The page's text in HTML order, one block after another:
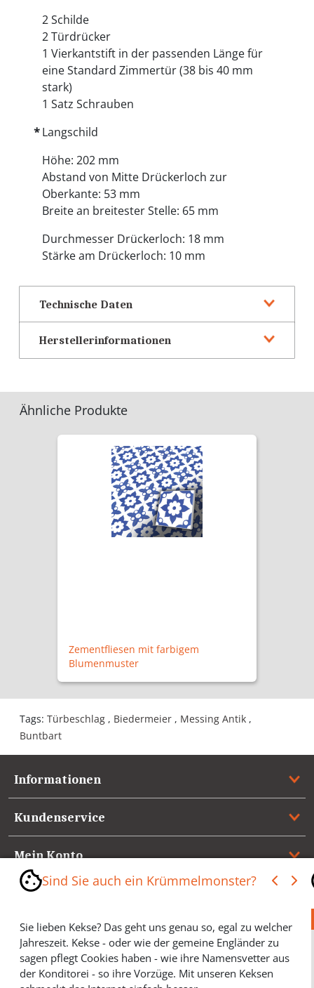
2 Schilde
2 Türdrücker
1 Vierkantstift in der passenden Länge für
eine Standard Zimmertür (38 bis 40 mm
stark)
1 Satz Schrauben
Langschild
Höhe: 202 mm
Abstand von Mitte Drückerloch zur
Oberkante: 53 mm
Breite an breitester Stelle: 65 mm
Durchmesser Drückerloch: 18 mm
Stärke am Drückerloch: 10 mm
Technische Daten
Herstellerinformationen
Ähnliche Produkte
Zementfliesen mit farbigem
Blumenmuster
Tags: Türbeschlag , Biedermeier , Messing Antik ,
Buntbart
Informationen
Kundenservice
Mein Konto
Referenzen
Medienspiegel & Presseinformationen
*** Vertrag widerrufen ***
Sind Sie auch ein Krümmelmonster?
Sie lieben Kekse? Das geht uns genau so, egal zu welcher
Jahreszeit. Kekse - oder wie der gemeine Engländer zu
sagen pflegt Cookies haben - wie ihre Namensvetter aus
der Konditorei - so ihre Vorzüge. Mit unseren Keksen